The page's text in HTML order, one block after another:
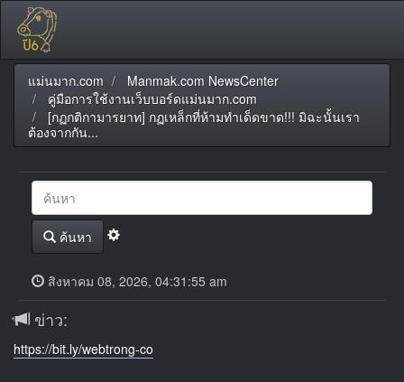
แม่นมาก.com
Manmak.com NewsCenter
คู่มือการใช้งานเว็บบอร์ดแม่นมาก.com
[กฏกติกามารยาท] กฏเหล็กที่ห้ามทำเด็ดขาด!!! มิฉะนั้นเรา
ต้องจากกัน...
ค้นหา
สิงหาคม 08, 2026, 04:31:55 am
ข่าว:
https://bit.ly/webtrong-co